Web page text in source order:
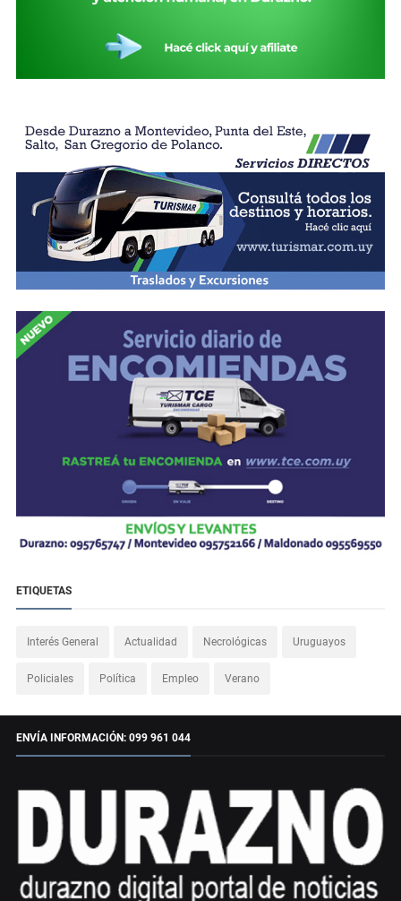
ETIQUETAS
Interés General Actualidad Necrológicas Uruguayos
Policiales Política Empleo Verano
ENVÍA INFORMACIÓN: 099 961 044